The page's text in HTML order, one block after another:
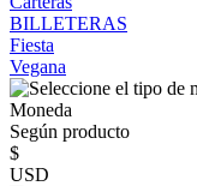
BILLETERAS
Fiesta
Vegana
Moneda
Según producto
$
USD